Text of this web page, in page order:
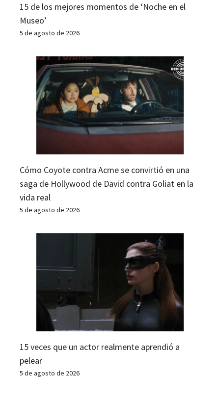
15 de los mejores momentos de ‘Noche en el
Museo’
5 de agosto de 2026
Cómo Coyote contra Acme se convirtió en una
saga de Hollywood de David contra Goliat en la
vida real
5 de agosto de 2026
15 veces que un actor realmente aprendió a
pelear
5 de agosto de 2026